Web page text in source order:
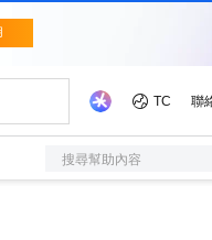
搜尋幫助內容